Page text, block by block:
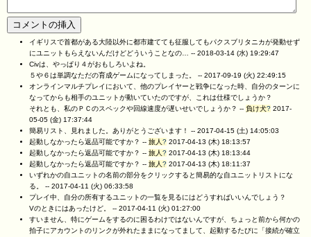
イギリスで首都がある大陸以外に都市建てても征服してもパクスブリタニカが発動せず
にユニットもらえないんだけどどういうことなの… -- 2018-03-14 (水) 19:29:47
Civは、やっぱり４がおもしろいよね。
５や６は単調なただの育成ゲームになってしまった。 -- 2017-09-19 (火) 22:49:15
オンラインマルチプレイにおいて、他のプレイヤーと戦争になった時、自分のターンに
なってからも相手のユニットが動いていたのですが、これは仕様でしょうか？
それとも、私のＰＣのスペックや回線速度が遅いせいでしょうか？ -- 負け犬? 2017-
05-05 (金) 17:37:44
簡易リスト、見れました。ありがとうございます！ -- 2017-04-15 (土) 14:05:03
起動しなかったら返品可能ですか？ -- 旅人? 2017-04-13 (木) 18:13:57
起動しなかったら返品可能ですか？ -- 旅人? 2017-04-13 (木) 18:13:44
起動しなかったら返品可能ですか？ -- 旅人? 2017-04-13 (木) 18:11:37
いずれかの自ユニットの名前の部分をクリックすると簡易的な自ユニットリストにな
る。 -- 2017-04-11 (火) 06:33:58
プレイ中、自分の所有するユニットの一覧を見るにはどうすればいいんでしょう？
Vのときにはあったけど。 -- 2017-04-11 (火) 01:27:00
すいません、特にゲームをするのに困るわけではないんですが、ちょっと前から何かの
拍子にアカウントのリンクが外れたままになってまして、起動するたびに「接続が確立